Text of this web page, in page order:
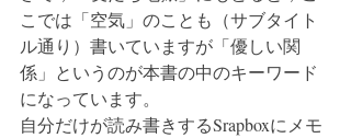
こでは「空気」のことも（サブタイト
ル通り）書いていますが「優しい関
係」というのが本書の中のキーワード
になっています。
自分だけが読み書きするSrapboxにメモ